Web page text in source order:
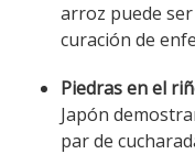
arroz puede
curación de
Piedras en el
Japón
par de